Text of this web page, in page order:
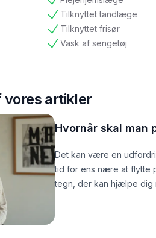
tilgængelig
Tilknyttet tandlæge
tilgængelig
Tilknyttet frisør
tilgængelig
Vask af sengetøj
tilgængelig
vores artikler
Hvornår skal man
Det kan være en
tid for ens nære at flytte
tegn, der kan hjælpe dig